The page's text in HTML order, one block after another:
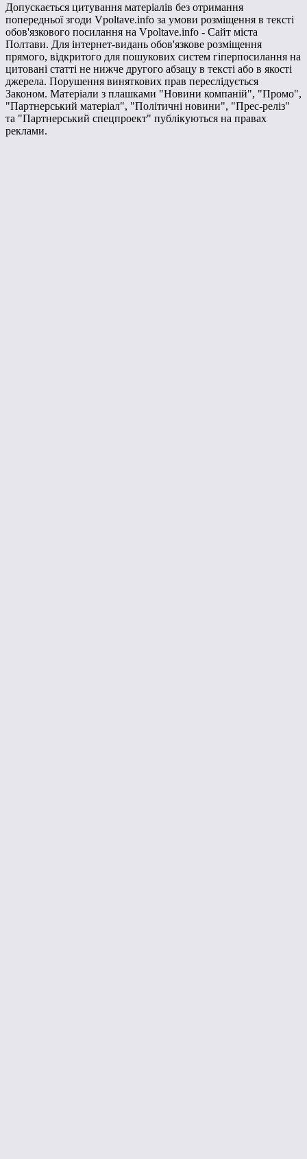
Допускається цитування матеріалів без отримання
попередньої згоди Vpoltave.info за умови розміщення в тексті
обов'язкового посилання на Vpoltave.info - Сайт міста
Полтави. Для інтернет-видань обов'язкове розміщення
прямого, відкритого для пошукових систем гіперпосилання на
цитовані статті не нижче другого абзацу в тексті або в якості
джерела. Порушення виняткових прав переслідується
Законом. Матеріали з плашками "Новини компаній", "Промо",
"Партнерський матеріал", "Політичні новини", "Прес-реліз"
та "Партнерський спецпроект" публікуються на правах
реклами.